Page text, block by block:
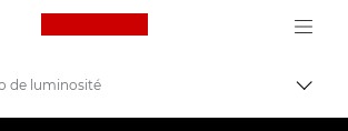
Canon Logo, back to
de luminosité